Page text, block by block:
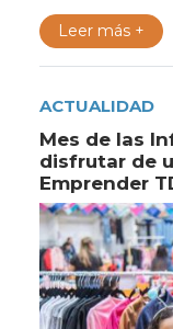
Leer más +
ACTUALIDAD
Mes de las
disfrutar de
Emprender